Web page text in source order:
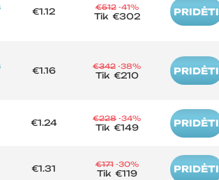
€1.12 €512 -41%
Tik €302 PRIDĖTI
€1.16 €342 -38%
Tik €210 PRIDĖTI
€1.24 €228 -34%
Tik €149 PRIDĖTI
€1.31 €171 -30%
Tik €119 PRIDĖTI